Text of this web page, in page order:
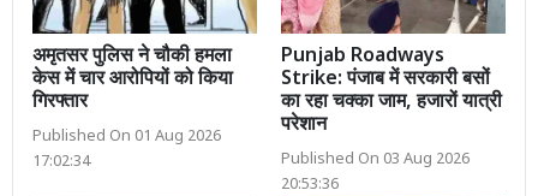
अमृतसर पुलिस ने चौकी हमला
केस में चार आरोपियों को किया
गिरफ्तार
Published On 01 Aug 2026
17:02:34
Punjab Roadways
Strike: पंजाब में सरकारी बसों
का रहा चक्का जाम, हजारों यात्री
परेशान
Published On 03 Aug 2026
20:53:36